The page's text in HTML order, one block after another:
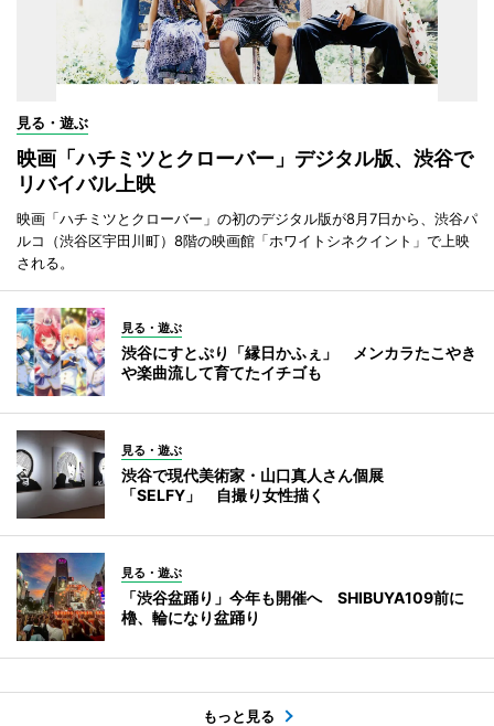
見る・遊ぶ
映画「ハチミツとクローバー」デジタル版、渋谷で
リバイバル上映
映画「ハチミツとクローバー」の初のデジタル版が8月7日から、渋谷パ
ルコ（渋谷区宇田川町）8階の映画館「ホワイトシネクイント」で上映
される。
見る・遊ぶ
渋谷にすとぷり「縁日かふぇ」 メンカラたこやき
や楽曲流して育てたイチゴも
見る・遊ぶ
渋谷で現代美術家・山口真人さん個展
「SELFY」 自撮り女性描く
見る・遊ぶ
「渋谷盆踊り」今年も開催へ SHIBUYA109前に
櫓、輪になり盆踊り
もっと見る